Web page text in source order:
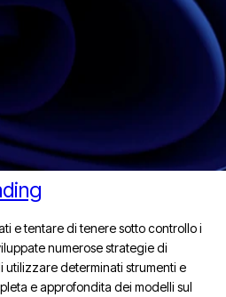
e tentare di tenere sotto controllo i
numerose strategie di
utilizzare determinati strumenti e
e approfondita dei modelli sul